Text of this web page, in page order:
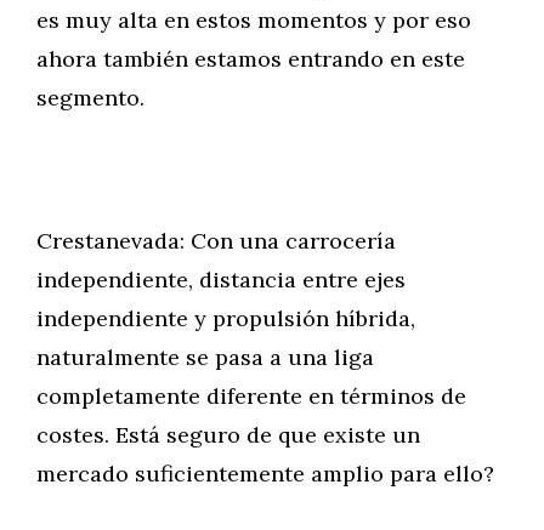
es muy alta en estos momentos y por eso
ahora también estamos entrando en este
segmento.
Crestanevada: Con una carrocería
independiente, distancia entre ejes
independiente y propulsión híbrida,
naturalmente se pasa a una liga
completamente diferente en términos de
costes. Está seguro de que existe un
mercado suficientemente amplio para ello?